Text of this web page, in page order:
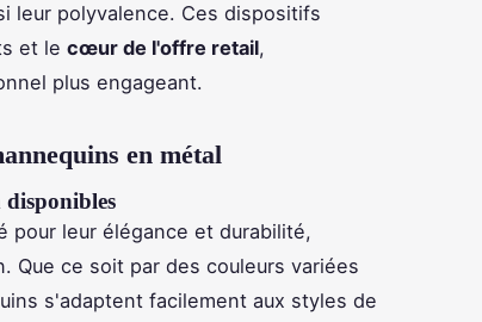
leur polyvalence. Ces dispositifs
et le cœur de l'offre retail,
plus engageant.
en métal
disponibles
pour leur élégance et durabilité,
Que ce soit par des couleurs variées
s'adaptent facilement aux styles de